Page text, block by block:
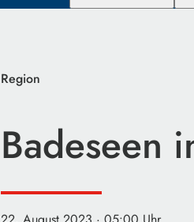
Region
Badeseen